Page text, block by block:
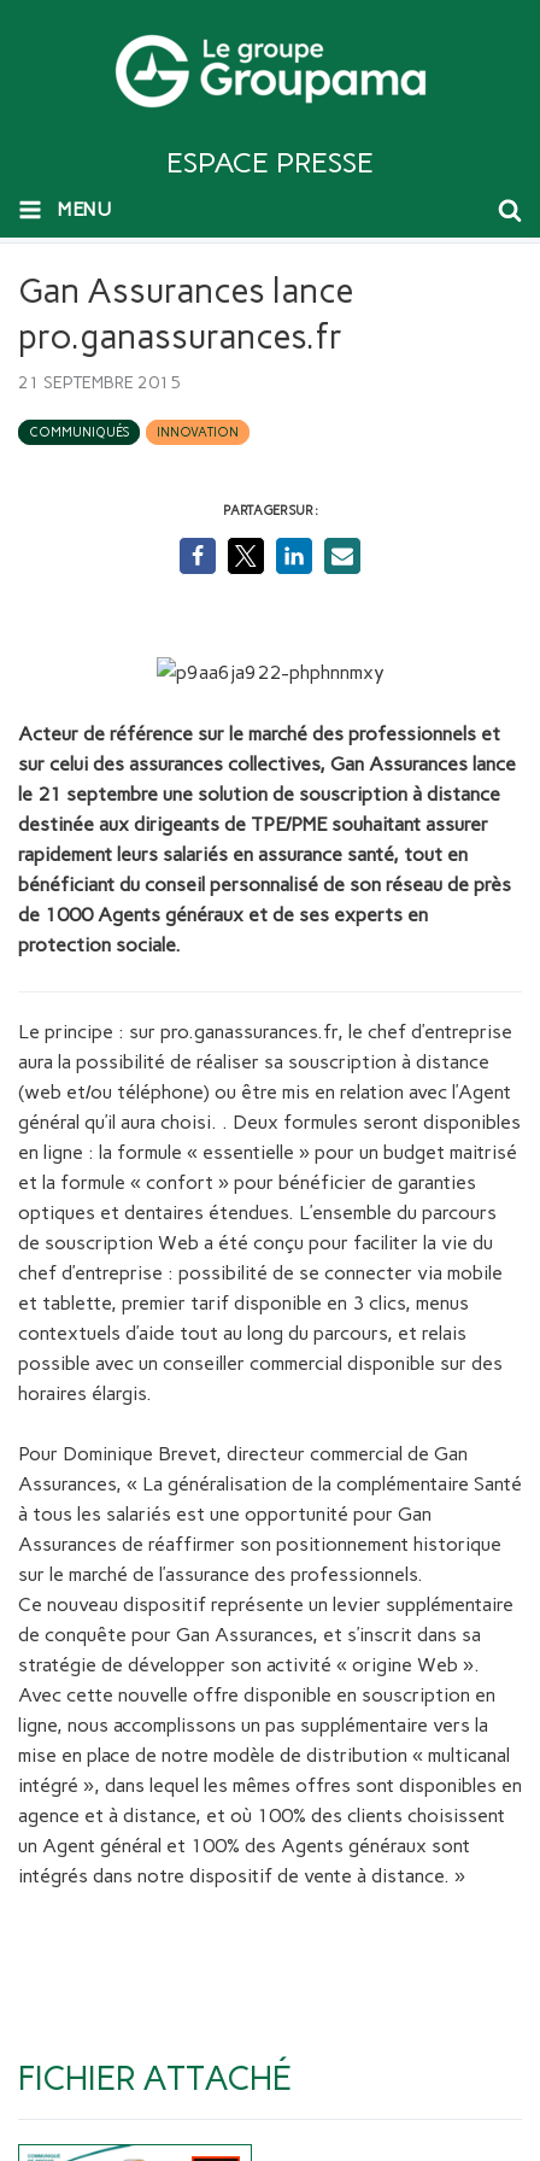
ESPACE PRESSE
MENU
Gan Assurances lance
pro.ganassurances.fr
21 SEPTEMBRE 2015
COMMUNIQUÉS INNOVATION
PARTAGER SUR :
Acteur de référence sur le marché des professionnels et
sur celui des assurances collectives, Gan Assurances lance
le 21 septembre une solution de souscription à distance
destinée aux dirigeants de TPE/PME souhaitant assurer
rapidement leurs salariés en assurance santé, tout en
bénéficiant du conseil personnalisé de son réseau de près
de 1000 Agents généraux et de ses experts en
protection sociale.
Le principe : sur pro.ganassurances.fr, le chef d’entreprise
aura la possibilité de réaliser sa souscription à distance
(web et/ou téléphone) ou être mis en relation avec l’Agent
général qu’il aura choisi. . Deux formules seront disponibles
en ligne : la formule « essentielle » pour un budget maitrisé
et la formule « confort » pour bénéficier de garanties
optiques et dentaires étendues. L’ensemble du parcours
de souscription Web a été conçu pour faciliter la vie du
chef d’entreprise : possibilité de se connecter via mobile
et tablette, premier tarif disponible en 3 clics, menus
contextuels d’aide tout au long du parcours, et relais
possible avec un conseiller commercial disponible sur des
horaires élargis.
Pour Dominique Brevet, directeur commercial de Gan
Assurances, « La généralisation de la complémentaire Santé
à tous les salariés est une opportunité pour Gan
Assurances de réaffirmer son positionnement historique
sur le marché de l’assurance des professionnels.
Ce nouveau dispositif représente un levier supplémentaire
de conquête pour Gan Assurances, et s’inscrit dans sa
stratégie de développer son activité « origine Web ».
Avec cette nouvelle offre disponible en souscription en
ligne, nous accomplissons un pas supplémentaire vers la
mise en place de notre modèle de distribution « multicanal
intégré », dans lequel les mêmes offres sont disponibles en
agence et à distance, et où 100% des clients choisissent
un Agent général et 100% des Agents généraux sont
intégrés dans notre dispositif de vente à distance. »
FICHIER ATTACHÉ